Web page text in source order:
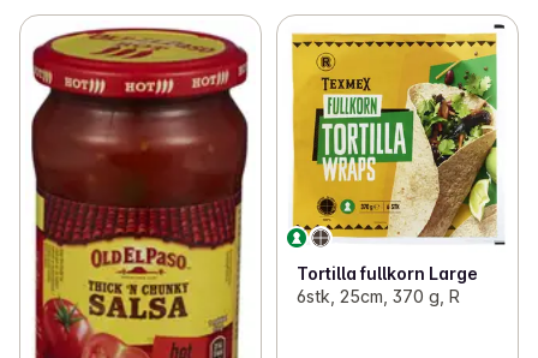
Tortilla fullkorn Large
6stk, 25cm, 370 g, R